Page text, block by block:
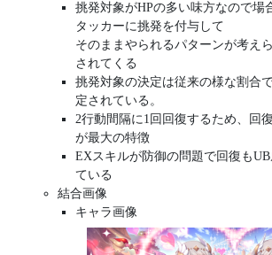
挑発対象がHPの多い味方なので場
タッカーに挑発を付与して
そのままやられるパターンが考え
されてくる
挑発対象の決定は従来の様な割合
定されている。
2行動間隔に1回回復するため、回
が最大の特徴
EXスキルが防御の問題で回復も
ている
結合画像
キャラ画像